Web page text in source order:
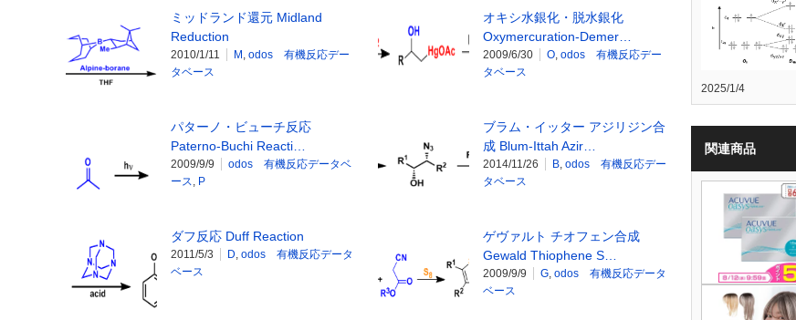
ミッドランド還元 Midland
Reduction
2010/1/11 M , odos 有機反応デー
タベース
オキシ水銀化・脱水銀化
Oxymercuration-Demer…
2009/6/30 O, odos 有機反応デー
タベース
パターノ・ビューチ反応
Paterno-Buchi Reacti…
2009/9/9
odos 有機反応データベ
ース, P
ブラム・イッター アジリジン合
成 Blum-Ittah Azir…
2014/11/26 B, odos 有機反応デー
タベース
ダフ反応 Duff Reaction
2011/5/3 D, odos 有機反応データ
ベース
ゲヴァルト チオフェン合成
Gewald Thiophene S…
2009/9/9 G, odos 有機反応データ
ベース
2025/1/4
関連商品